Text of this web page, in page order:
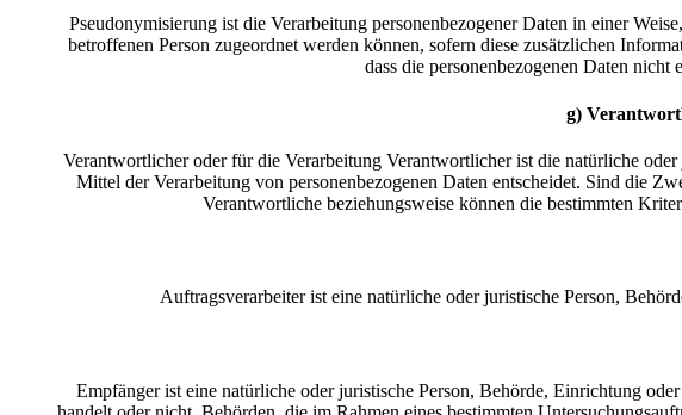
Pseudonymisierung ist die Verarbeitung personenbezogener Daten in einer
betroffenen Person zugeordnet werden können, sofern diese zusätzlichen
dass die personenbezogenen Daten
g)
Verantwortlicher oder für die Verarbeitung Verantwortlicher ist die natürliche
Mittel der Verarbeitung von personenbezogenen Daten entscheidet. Sind die
Verantwortliche beziehungsweise können die bestimmten
Auftragsverarbeiter ist eine natürliche oder juristische Person,
Empfänger ist eine natürliche oder juristische Person, Behörde, Einrichtung